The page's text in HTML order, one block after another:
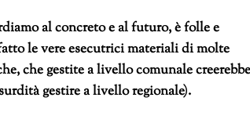
al concreto e al futuro, è folle e
le vere esecutrici materiali di molte
che gestite a livello comunale
gestire a livello regionale).